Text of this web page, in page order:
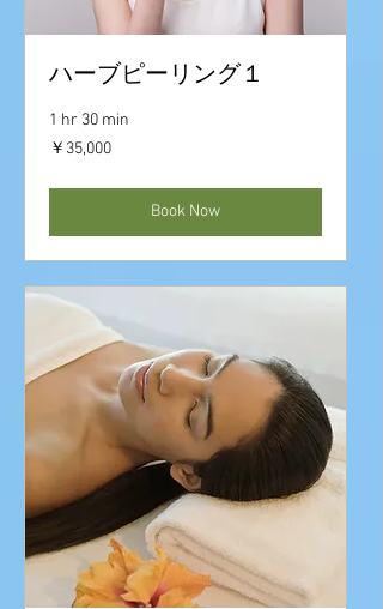
ハーブピーリング１
1 hr 30 min
35,000
円
￥35,000
Book Now